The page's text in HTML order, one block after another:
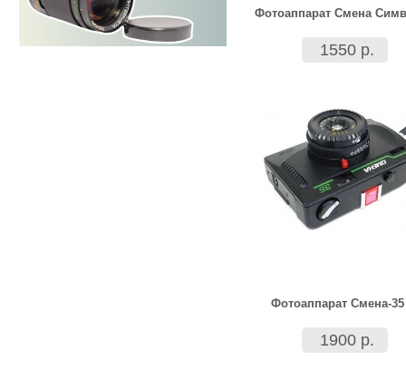
Фотоаппарат Смена
1550 р.
Фотоаппарат Смена-35
1900 р.